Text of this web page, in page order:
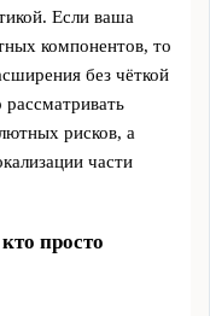
Если ваша
компонентов, то
без чёткой
рисков, а
части
просто